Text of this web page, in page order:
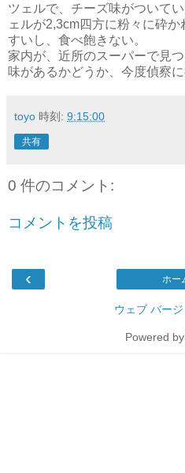
ツェルで、チーズ味がついて
ェルが2,3cm四方に粉々に砕
すいし、食べ飽きない。
家内が、近所のスーパーで見
味があるかどうか、今度偵察に
toyo 時刻: 9:15:00
共有
0 件のコメント:
コメントを投稿
‹ ホー
ウェブ バー
Powered by